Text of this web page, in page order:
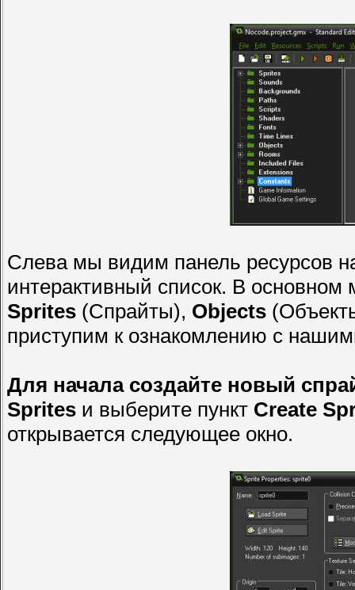
Слева мы видим панель ресурсов
интерактивный список. В
Sprites (Спрайты), Objects
приступим к ознакомлению с
Для начала создайте новый
Sprites и выберите пункт Create
открывается следующее окно.